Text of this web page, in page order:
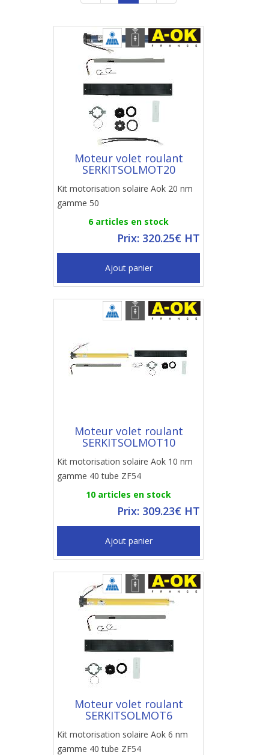
Moteur volet roulant
SERKITSOLMOT20
Kit motorisation solaire Aok 20 nm
gamme 50
6 articles en stock
Prix: 320.25€ HT
Ajout panier
Moteur volet roulant
SERKITSOLMOT10
Kit motorisation solaire Aok 10 nm
gamme 40 tube ZF54
10 articles en stock
Prix: 309.23€ HT
Ajout panier
Moteur volet roulant
SERKITSOLMOT6
Kit motorisation solaire Aok 6 nm
gamme 40 tube ZF54